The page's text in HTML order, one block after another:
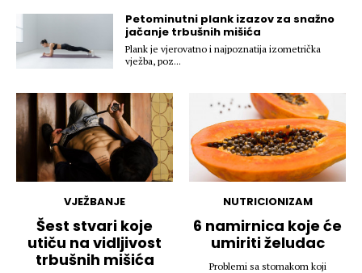
Petominutni plank izazov za snažno
jačanje trbušnih mišića
Plank je vjerovatno i najpoznatija izometrička
vježba, poz...
VJEŽBANJE
Šest stvari koje
utiču na vidljivost
trbušnih mišića
NUTRICIONIZAM
6 namirnica koje će
umiriti želudac
Problemi sa stomakom koji